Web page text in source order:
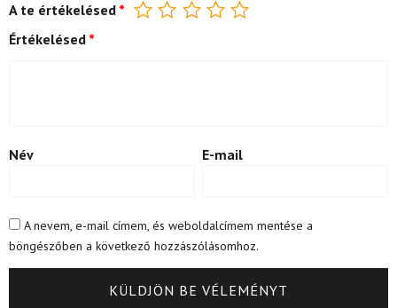
A te értékelésed *
Értékelésed *
Név E-mail
A nevem, e-mail címem, és weboldalcímem mentése a
böngészőben a következő hozzászólásomhoz.